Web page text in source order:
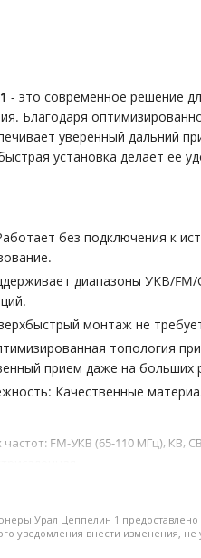
- это современное решение
Благодаря
уверенный дальний
установка делает ее
без подключения к
диапазоны УКВ/
монтаж не
топология
прием даже на больших
Качественные
FM-УКВ (65-110 МГц), КВ,
Урал Цеппелин 1
уведомления внести изменения,